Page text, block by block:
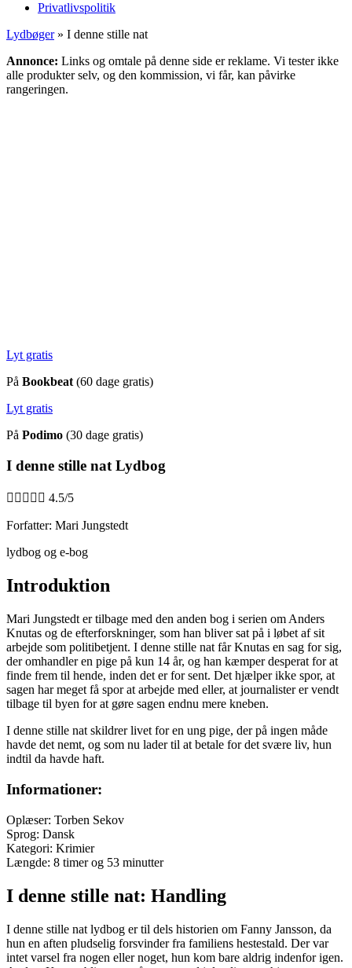
Privatlivspolitik
Lydbøger» I denne stille nat
Annonce: Links og omtale på denne side er reklame. Vi tester ikke
alle produkter selv, og den kommission, vi får, kan påvirke
rangeringen.
Lyt gratis
På Bookbeat (60 dage gratis)
Lyt gratis
På Podimo (30 dage gratis)
I denne stille nat Lydbog
     4.5/5
Forfatter: Mari Jungstedt
lydbog og e-bog
Introduktion
Mari Jungstedt er tilbage med den anden bog i serien om Anders
Knutas og de efterforskninger, som han bliver sat på i løbet af sit
arbejde som politibetjent. I denne stille nat får Knutas en sag for sig,
der omhandler en pige på kun 14 år, og han kæmper desperat for at
finde frem til hende, inden det er for sent. Det hjælper ikke spor, at
sagen har meget få spor at arbejde med eller, at journalister er vendt
tilbage til byen for at gøre sagen endnu mere kneben.
I denne stille nat skildrer livet for en ung pige, der på ingen måde
havde det nemt, og som nu lader til at betale for det svære liv, hun
indtil da havde haft.
Informationer:
Oplæser: Torben Sekov
Sprog: Dansk
Kategori: Krimier
Længde: 8 timer og 53 minutter
I denne stille nat: Handling
I denne stille nat lydbog er til dels historien om Fanny Jansson, da
hun en aften pludselig forsvinder fra familiens hestestald. Der var
intet varsel fra nogen eller noget, hun kom bare aldrig indenfor igen.